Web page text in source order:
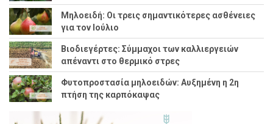
Μηλοειδή: Οι τρεις σημαντικότερες ασθένειες
για τον Ιούλιο
Βιοδιεγέρτες: Σύμμαχοι των καλλιεργειών
απέναντι στο θερμικό στρες
Φυτοπροστασία μηλοειδών: Αυξημένη η 2η
πτήση της καρπόκαψας